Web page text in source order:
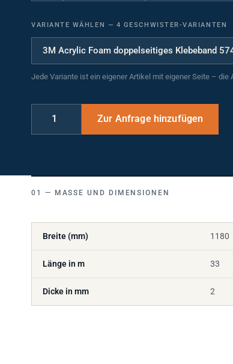
VARIANTE WÄHLEN 4 GESCHWISTER-VARIANTEN
Jede Variante ist ein eigener Artikel mit eigener Seite –
MASSE UND DIMENSIONEN
Breite (mm) 1180
Länge in m 33
Dicke in mm 2